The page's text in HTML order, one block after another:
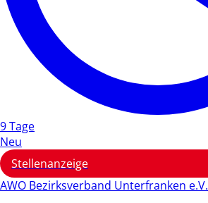
9 Tage
Neu
Stellenanzeige
AWO Bezirksverband Unterfranken e.V.